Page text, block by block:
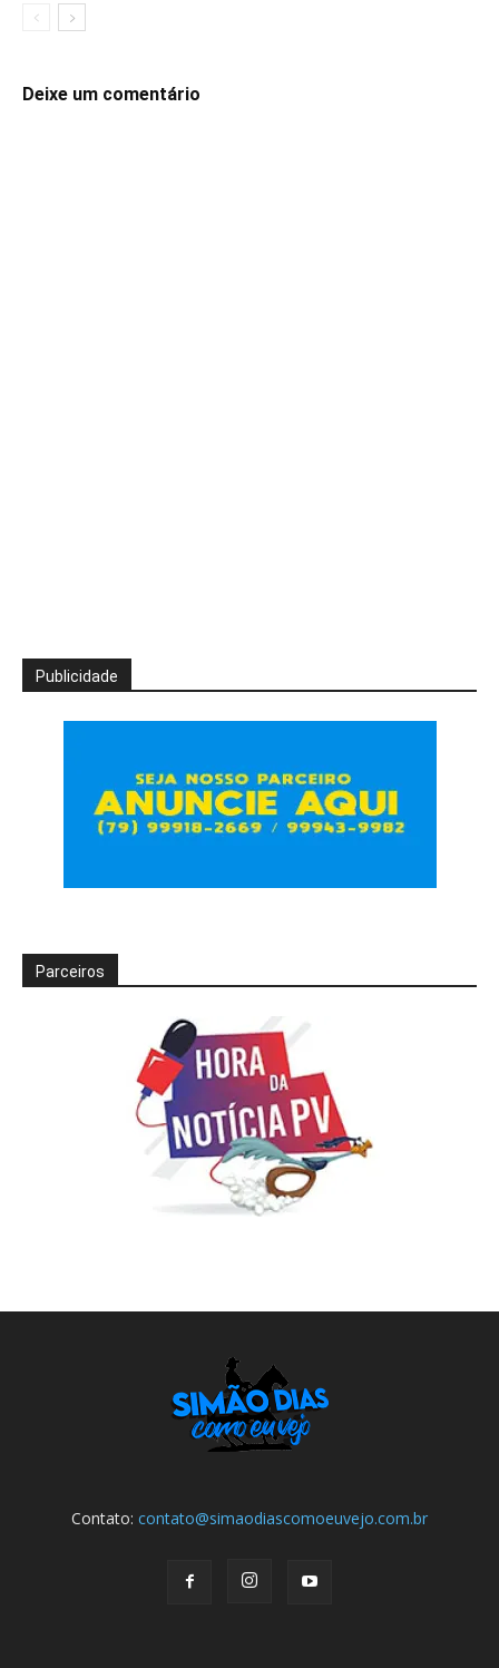
Deixe um comentário
Publicidade
Parceiros
Contato: contato@simaodiascomoeuvejo.com.br